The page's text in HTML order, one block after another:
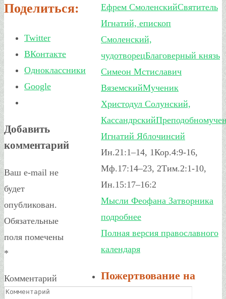
Поделиться:
Twitter
ВКонтакте
Одноклассники
Google
Добавить
комментарий
Ваш e-mail не
будет
опубликован.
Обязательные
поля помечены
*
Комментарий
Ефрем СмоленскийСвятитель
Игнатий, епископ
Смоленский,
чудотворецБлаговерный князь
Симеон Мстиславич
ВяземскийМученик
Христодул Солунский,
Кассандрский
Игнатий Яблочинсий
Ин.21:1–14, 1Кор.4:9-16,
Мф.17:14–23, 2Тим.2:1-10,
Ин.15:17–16:2
Мысли Феофана Затворника
подробнее
Полная версия православного
календаря
Пожертвование на
храм